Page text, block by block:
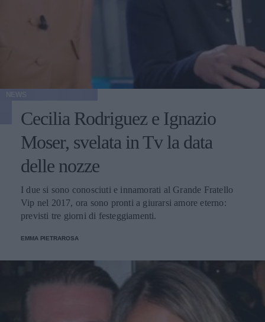
Cecilia Rodriguez e Ignazio
Moser, svelata in Tv la data
delle nozze
I due si sono conosciuti e innamorati al Grande Fratello
Vip nel 2017, ora sono pronti a giurarsi amore eterno:
previsti tre giorni di festeggiamenti.
EMMA PIETRAROSA